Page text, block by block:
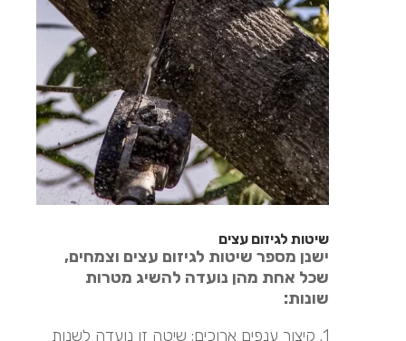
שיטות לגיזום עצים
ישנן מספר שיטות לגיזום עצים וצמחים,
שכל אחת מהן נועדה להשיג מטרות
שונות:
1. קיצור ענפים ארוכים: שיטה זו נועדה לשנות